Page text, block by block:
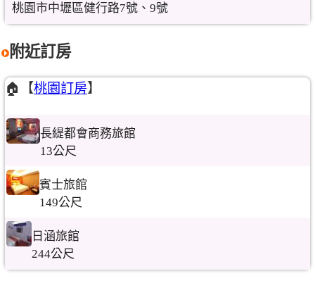
桃園市中壢區健行路7號、9號
附近訂房
🏠【桃園訂房】
長緹都會商務旅館
13公尺
賓士旅館
149公尺
日涵旅館
244公尺